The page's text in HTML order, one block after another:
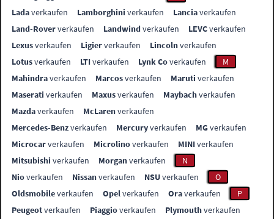
Ladaverkaufen Lamborghini verkaufen Lanciaverkaufen
Land-Roververkaufen Landwindverkaufen LEVCverkaufen
Lexusverkaufen Ligierverkaufen Lincolnverkaufen
Lotusverkaufen LTIverkaufen Lynk Coverkaufen
M
Mahindraverkaufen Marcosverkaufen Maruti verkaufen
Maserati verkaufen Maxusverkaufen Maybachverkaufen
Mazdaverkaufen McLarenverkaufen
Mercedes-Benzverkaufen Mercuryverkaufen MGverkaufen
Microcarverkaufen Microlinoverkaufen MINIverkaufen
Mitsubishi verkaufen Morganverkaufen
N
Nioverkaufen Nissanverkaufen NSUverkaufen
O
Oldsmobileverkaufen Opelverkaufen Oraverkaufen
P
Peugeotverkaufen Piaggioverkaufen Plymouthverkaufen